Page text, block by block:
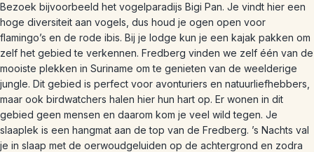
Bezoek bijvoorbeeld het vogelparadijs Bigi Pan. Je vindt hier een
hoge diversiteit aan vogels, dus houd je ogen open voor
flamingo’s en de rode ibis. Bij je lodge kun je een kajak pakken om
zelf het gebied te verkennen. Fredberg vinden we zelf één van de
mooiste plekken in Suriname om te genieten van de weelderige
jungle. Dit gebied is perfect voor avonturiers en natuurliefhebbers,
maar ook birdwatchers halen hier hun hart op. Er wonen in dit
gebied geen mensen en daarom kom je veel wild tegen. Je
slaaplek is een hangmat aan de top van de Fredberg. ’s Nachts val
je in slaap met de oerwoudgeluiden op de achtergrond en zodra